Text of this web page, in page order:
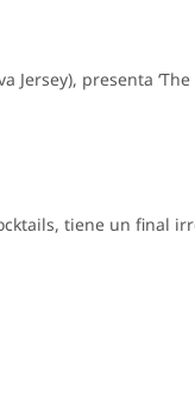
Jersey), presenta
tiene un final